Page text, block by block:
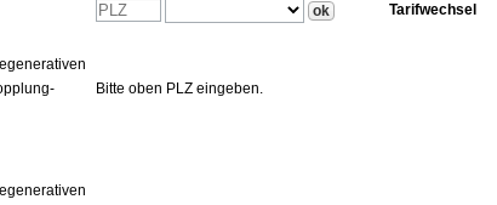
Tarifwechsel
Bitte oben PLZ eingeben.